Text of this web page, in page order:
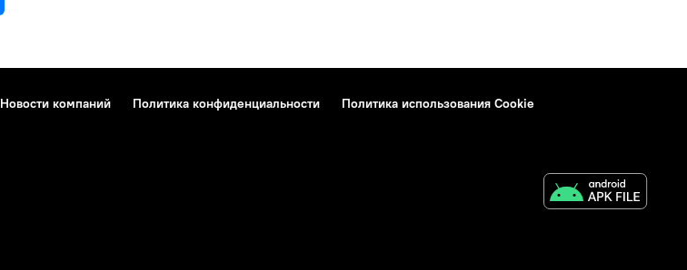
Новости компаний Политика конфиденциальности
Политика использования Cookie